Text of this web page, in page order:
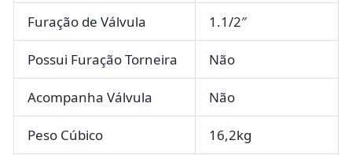
Furação de Válvula 1.1/2″
Possui Furação Torneira Não
Acompanha Válvula Não
Peso Cúbico 16,2kg